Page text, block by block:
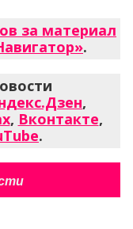
за материал
.
,
, Вконтакте,
.